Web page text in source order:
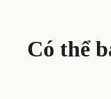
Có thể